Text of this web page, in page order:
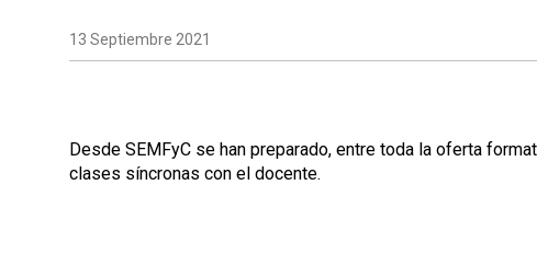
13 Septiembre 2021
Desde SEMFyC se han preparado, entre toda la oferta
clases síncronas con el docente.